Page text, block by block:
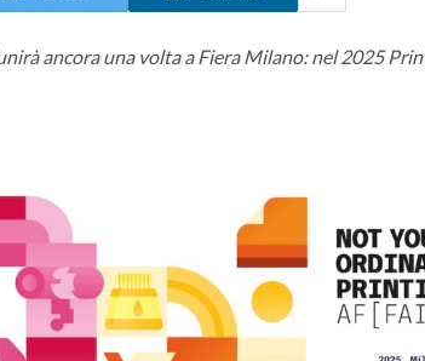
ancora una volta a Fiera Milano: nel 2025